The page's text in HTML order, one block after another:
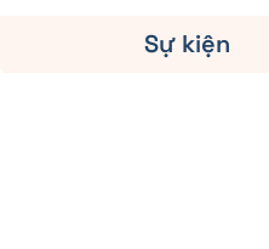
Sự kiện